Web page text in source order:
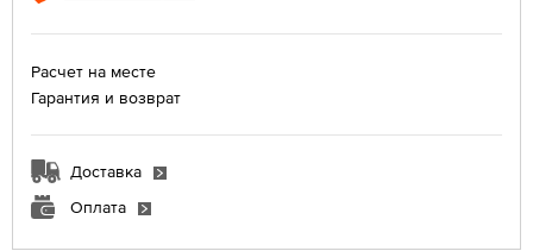
Расчет на месте
Гарантия и возврат
Доставка
Оплата